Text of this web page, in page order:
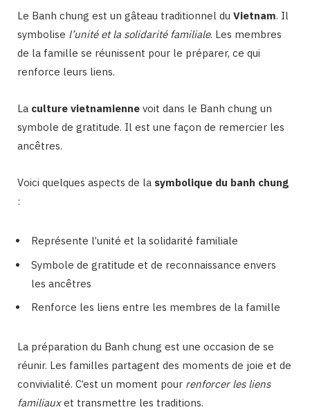
Le Banh chung est un gâteau traditionnel du Vietnam. Il
symbolise l’unité et la solidarité familiale. Les membres
de la famille se réunissent pour le préparer, ce qui
renforce leurs liens.
La culture vietnamienne voit dans le Banh chung un
symbole de gratitude. Il est une façon de remercier les
ancêtres.
Voici quelques aspects de la symbolique du banh chung
:
Représente l’unité et la solidarité familiale
Symbole de gratitude et de reconnaissance envers
les ancêtres
Renforce les liens entre les membres de la famille
La préparation du Banh chung est une occasion de se
réunir. Les familles partagent des moments de joie et de
convivialité. C’est un moment pour renforcer les liens
familiauxet transmettre les traditions.